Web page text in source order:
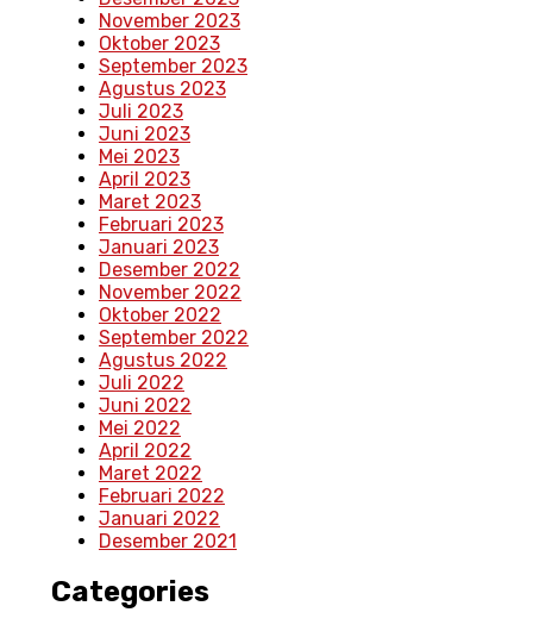
November 2023
Oktober 2023
September 2023
Agustus 2023
Juli 2023
Juni 2023
Mei 2023
April 2023
Maret 2023
Februari 2023
Januari 2023
Desember 2022
November 2022
Oktober 2022
September 2022
Agustus 2022
Juli 2022
Juni 2022
Mei 2022
April 2022
Maret 2022
Februari 2022
Januari 2022
Desember 2021
Categories